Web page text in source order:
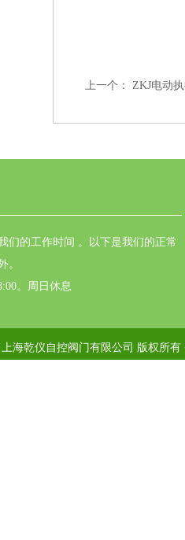
上一个： ZKJ电动
们的工作时间 。以下是我们的正常
。
。周日休息
海乾仪自控阀门有限公司 版权所有